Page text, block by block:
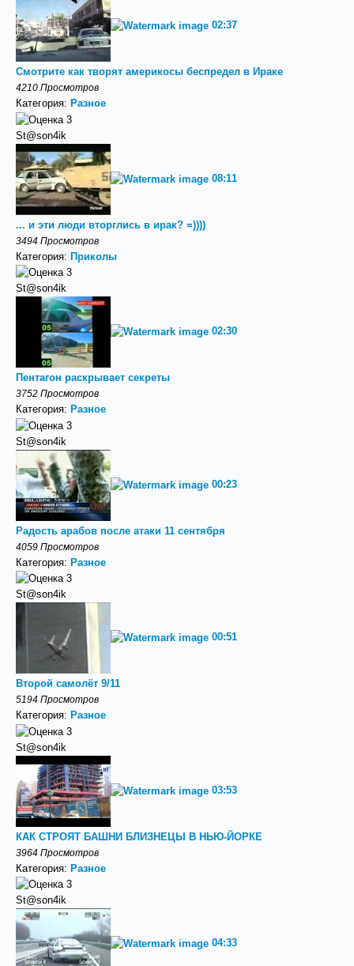
02:37
Смотрите как творят америкосы беспредел в Ираке
4210 Просмотров
Категория: Разное
St@son4ik
08:11
... и эти люди вторглись в ирак? =))))
3494 Просмотров
Категория: Приколы
St@son4ik
02:30
Пентагон раскрывает секреты
3752 Просмотров
Категория: Разное
St@son4ik
00:23
Радость арабов после атаки 11 сентября
4059 Просмотров
Категория: Разное
St@son4ik
00:51
Второй самолёт 9/11
5194 Просмотров
Категория: Разное
St@son4ik
03:53
КАК СТРОЯТ БАШНИ БЛИЗНЕЦЫ В НЬЮ-ЙОРКЕ
3964 Просмотров
Категория: Разное
St@son4ik
04:33